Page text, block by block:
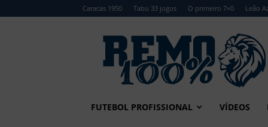
Caracas 1950 Tabu 33 jogos O primeiro 7×0 Leão
Remo
FUTEBOL PROFISSIONAL VÍDEOS